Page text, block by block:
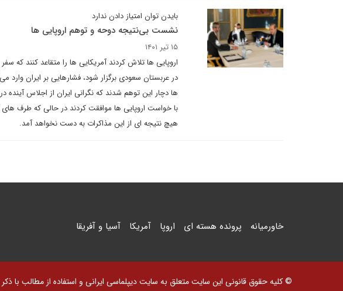
بایدن توان امتیاز دادن ندارد
نشست بی‌نتیجه دوحه و توهم اروپایی ها
۱۵ تیر ۱۴۰۱
اروپایی ها تلاش کردند آمریکایی ها را متقاعد کنند
در عربستان سعودی برگزار شود، فشارهایی بر ایران وارد
ها دچار این توهم شدند که نگرانی ایران از اجلاس
با خواست اروپایی ها موافقت کردند در حالی که طرف
هیچ نتیجه ای از این مذاکرات به دست نخواهد آمد.
خاورمیانه پرونده هسته ای اروپا آمریکا آسیا و آفریقا
© کلیه حقوق قانونی این سایت متعلق به سایت دیپلماسی ایرانی و استفاده از مطالب با ذکر